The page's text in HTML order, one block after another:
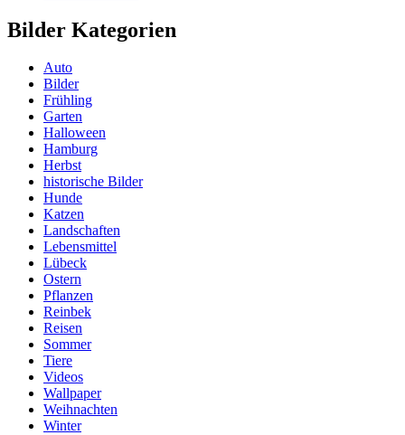
Bilder Kategorien
Auto
Bilder
Frühling
Garten
Halloween
Hamburg
Herbst
historische Bilder
Hunde
Katzen
Landschaften
Lebensmittel
Lübeck
Ostern
Pflanzen
Reinbek
Reisen
Sommer
Tiere
Videos
Wallpaper
Weihnachten
Winter